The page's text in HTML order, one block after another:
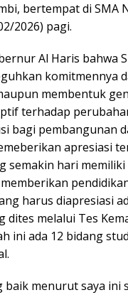
bertempat di SMA
2026) pagi.
Al Haris bahwa
komitmennya
membentuk
terhadap
bagi pembangunan
apresiasi
semakin hari
harus diapresiasi
dites melalui Tes
ini ada 12 bidang
baik menurut saya ini